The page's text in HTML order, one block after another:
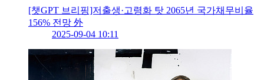
[챗GPT 브리핑]저출생·고령화 탓 2065년 국가채무비율
156% 전망 外
2025-09-04 10:11